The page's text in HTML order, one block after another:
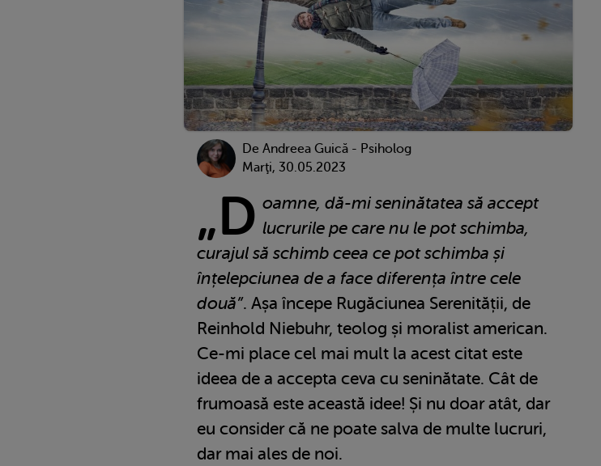
De Andreea Guică - Psiholog
Marţi, 30.05.2023
„D oamne, dă-mi seninătatea să accept
lucrurile pe care nu le pot schimba,
curajul să schimb ceea ce pot schimba și
înțelepciunea de a face diferența între cele
două”. Așa începe Rugăciunea Serenității, de
Reinhold Niebuhr, teolog și moralist american.
Ce-mi place cel mai mult la acest citat este
ideea de a accepta ceva cu seninătate. Cât de
frumoasă este această idee! Și nu doar atât, dar
eu consider că ne poate salva de multe lucruri,
dar mai ales de noi.